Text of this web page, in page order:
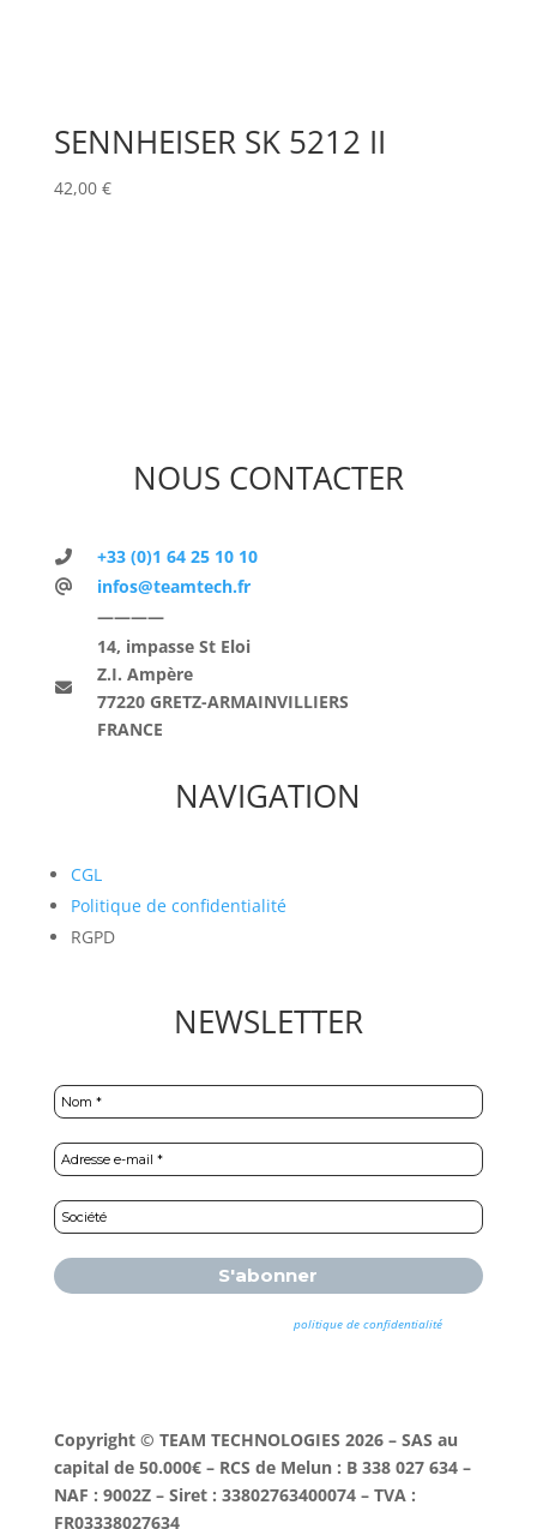
SENNHEISER SK 5212 II
42,00 €
NOUS CONTACTER
+33 (0)1 64 25 10 10
infos@teamtech.fr
————
14, impasse St Eloi
Z.I. Ampère
77220 GRETZ-ARMAINVILLIERS
FRANCE
NAVIGATION
CGL
Politique de confidentialité
RGPD
NEWSLETTER
politique de confidentialitépour
plus d’informations.
Copyright © TEAM TECHNOLOGIES 2026 – SAS au
capital de 50.000€ – RCS de Melun : B 338 027 634 –
NAF : 9002Z – Siret : 33802763400074 – TVA :
FR03338027634